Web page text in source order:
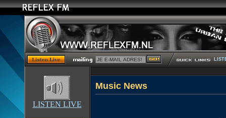
LISTEN LIVE